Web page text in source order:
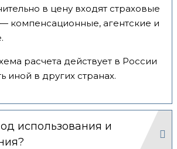
в цену входят страховые
компенсационные, агентские и
расчета действует в России
иной в других странах.
использования и